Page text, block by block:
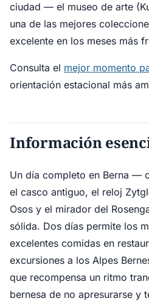
ciudad — el museo de arte
una de las mejores
excelente en los meses más
Consulta el mejor momento
orientación estacional más
Información
Un día completo en Berna —
el casco antiguo, el reloj
Osos y el mirador del
sólida. Dos días permite los
excelentes comidas en
excursiones a los Alpes
que recompensa un ritmo
bernesa de no apresurarse y